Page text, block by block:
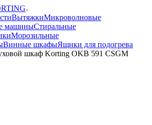
ВытяжкиМикроволновые
машиныСтиральные
Морозильные
Винные шкафыЯщики для подогрева
шкаф Korting OKB 591 CSGM